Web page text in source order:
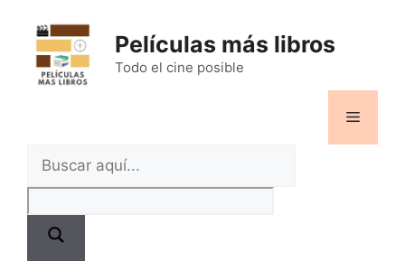
contenido
Películas más libros
Todo el cine posible
Menú